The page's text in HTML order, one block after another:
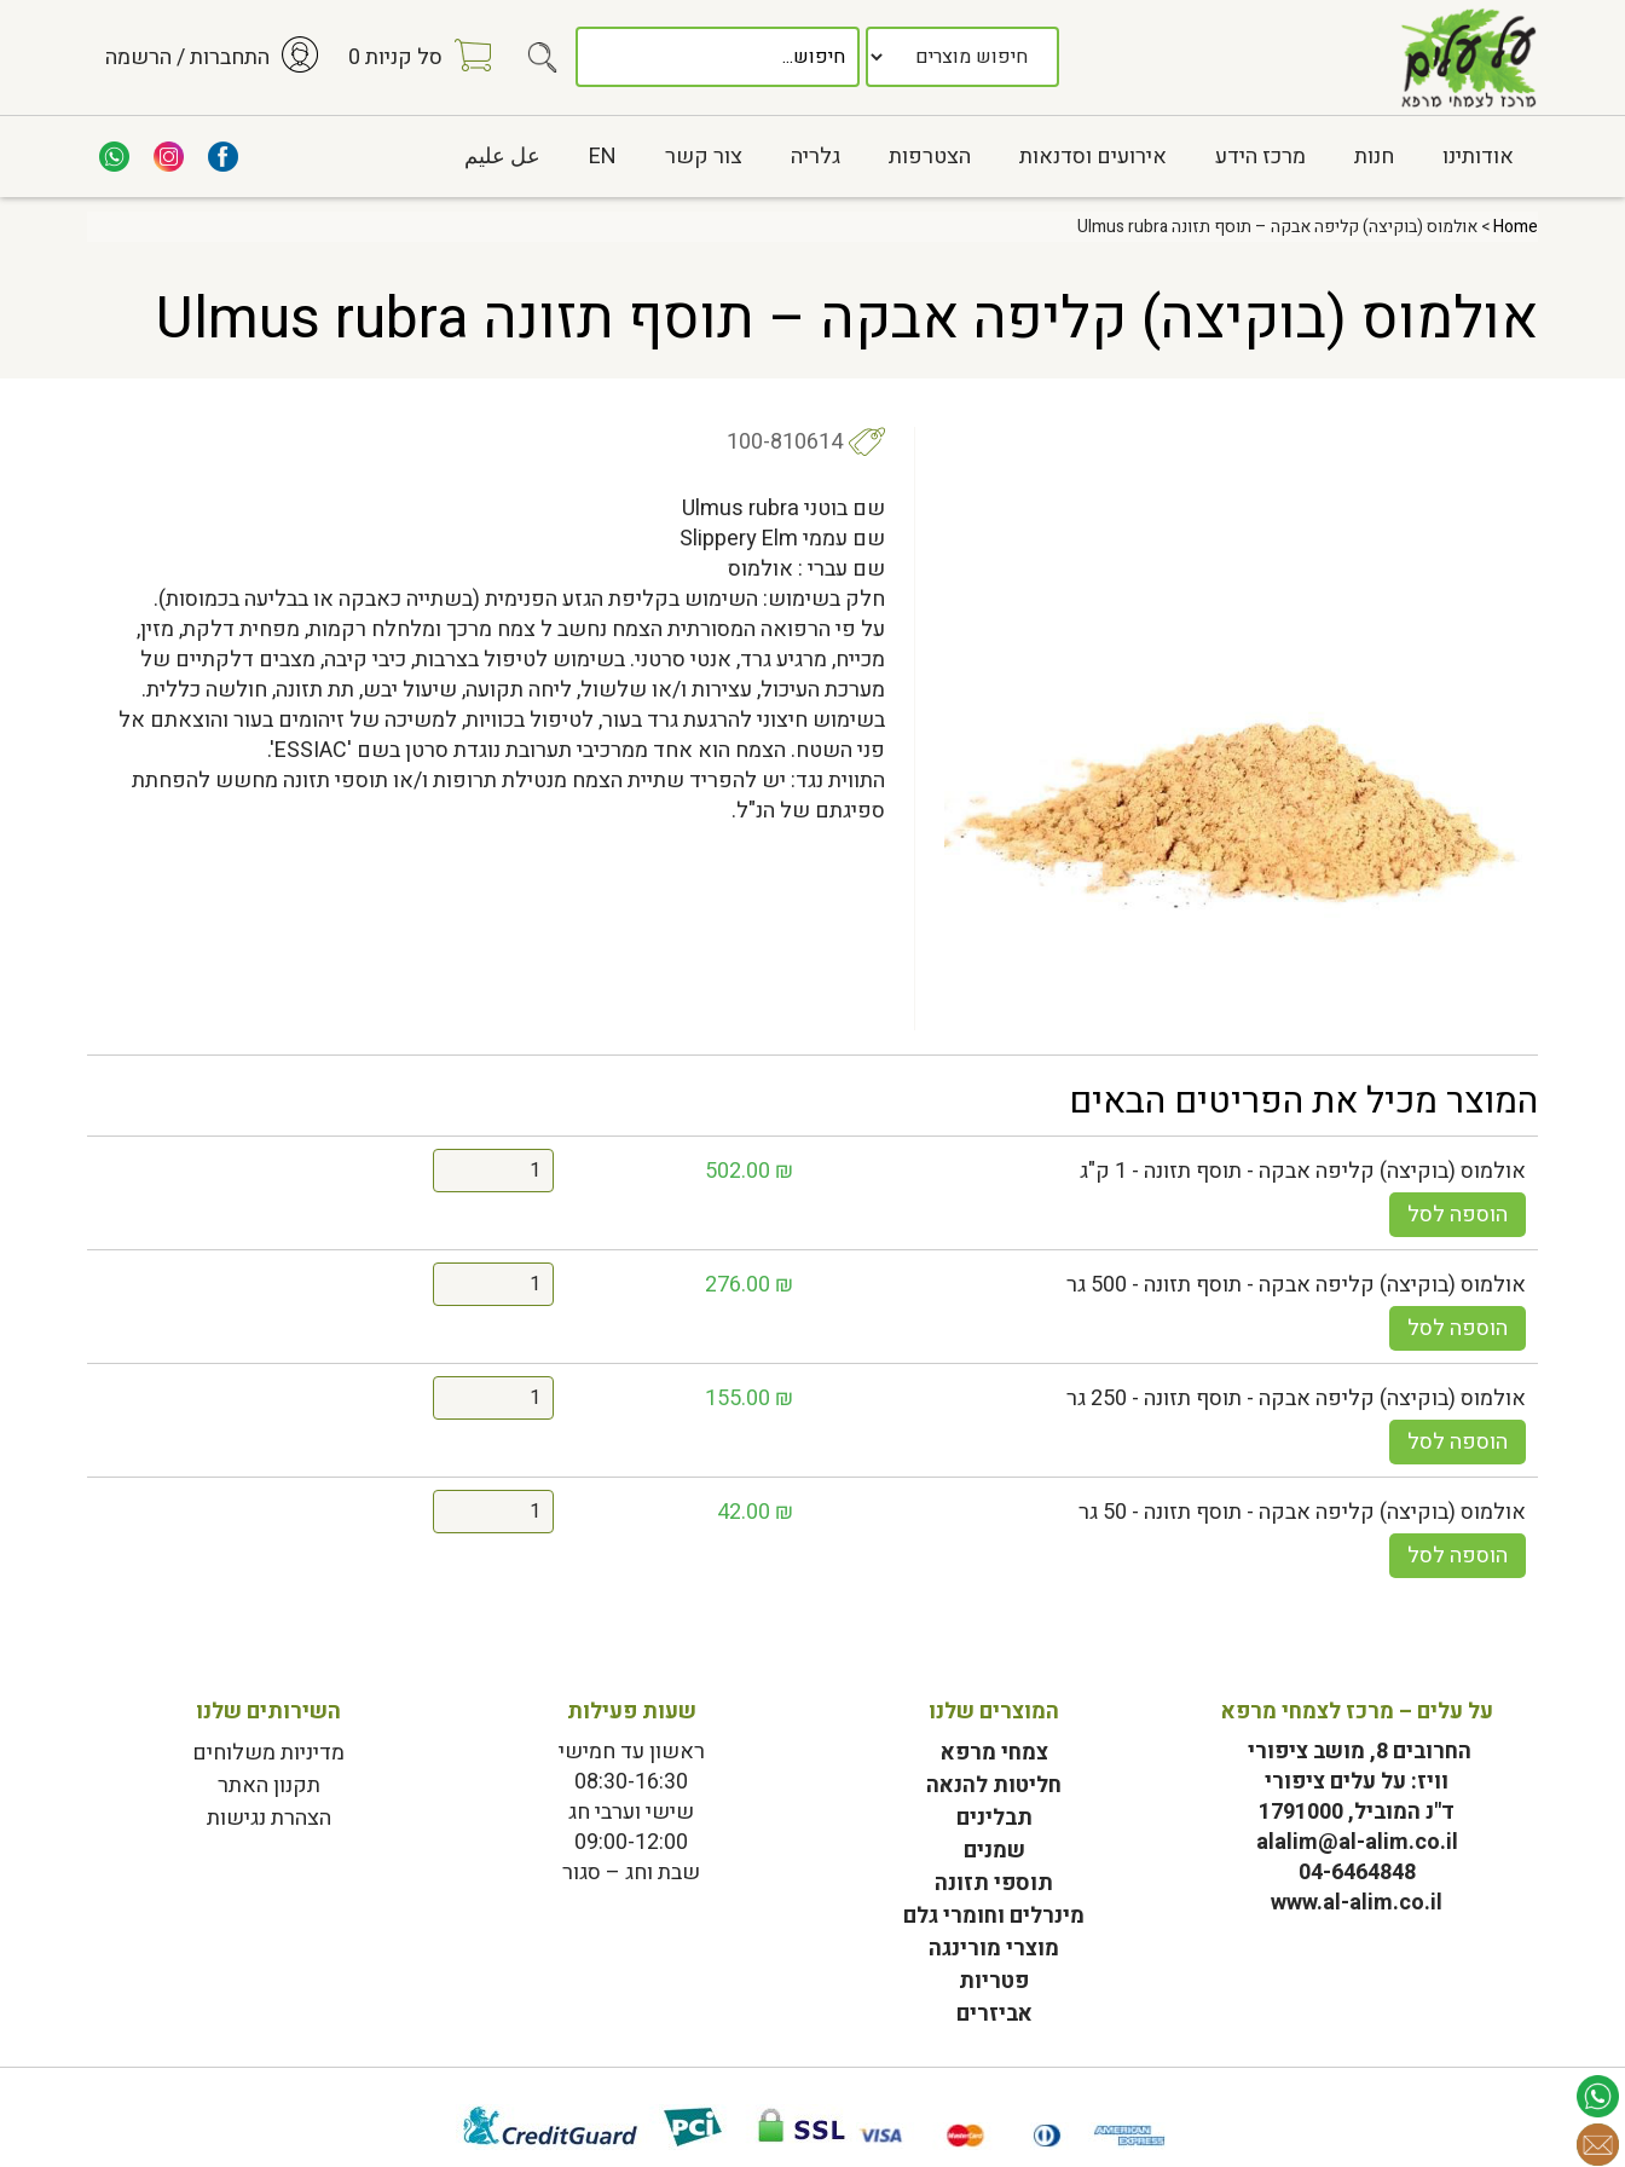
סל קניות0 התחברות / הרשמה
אודותינו חנות מרכז הידע אירועים וסדנאות הצטרפות גלריה צור קשר EN عل عليم
Home> אולמוס (בוקיצה) קליפה אבקה – תוסף תזונה Ulmus rubra
אולמוס (בוקיצה) קליפה אבקה – תוסף תזונה Ulmus rubra
100-810614
שם בוטני Ulmus rubra
שם עממי Slippery Elm
שם עברי : אולמוס
חלק בשימוש: השימוש בקליפת הגזע הפנימית (בשתייה כאבקה או בבליעה בכמוסות).
על פי הרפואה המסורתית הצמח נחשב ל צמח מרכך ומלחלח רקמות, מפחית דלקת, מזין,
מכייח, מרגיע גרד, אנטי סרטני. בשימוש לטיפול בצרבות, כיבי קיבה, מצבים דלקתיים של
מערכת העיכול, עצירות ו/או שלשול, ליחה תקועה, שיעול יבש, תת תזונה, חולשה כללית.
בשימוש חיצוני להרגעת גרד בעור, לטיפול בכוויות, למשיכה של זיהומים בעור והוצאתם אל
פני השטח. הצמח הוא אחד ממרכיבי תערובת נוגדת סרטן בשם 'ESSIAC'.
התווית נגד: יש להפריד שתיית הצמח מנטילת תרופות ו/או תוספי תזונה מחשש להפחתת
ספיגתם של הנ"ל.
המוצר מכיל את הפריטים הבאים
אולמוס (בוקיצה) קליפה אבקה - תוסף תזונה - 1 ק"ג 502.00 ₪
הוספה לסל
אולמוס (בוקיצה) קליפה אבקה - תוסף תזונה - 500 גר 276.00 ₪
הוספה לסל
אולמוס (בוקיצה) קליפה אבקה - תוסף תזונה - 250 גר 155.00 ₪
הוספה לסל
אולמוס (בוקיצה) קליפה אבקה - תוסף תזונה - 50 גר 42.00 ₪
הוספה לסל
על עלים – מרכז לצמחי מרפא
החרובים 8, מושב ציפורי
וויז: על עלים ציפורי
ד"נ המוביל, 1791000
alalim@al-alim.co.il
04-6464848
www.al-alim.co.il
המוצרים שלנו
צמחי מרפא
חליטות להנאה
תבלינים
שמנים
תוספי תזונה
מינרלים וחומרי גלם
מוצרי מורינגה
פטריות
אביזרים
שעות פעילות
ראשון עד חמישי
08:30-16:30
שישי וערבי חג
09:00-12:00
שבת וחג – סגור
השירותים שלנו
מדיניות משלוחים
תקנון האתר
הצהרת נגישות